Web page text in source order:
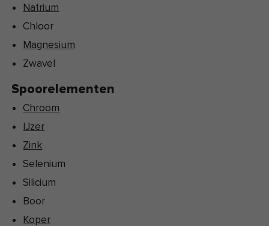
Natrium
Chloor
Magnesium
Zwavel
Spoorelementen
Chroom
IJzer
Zink
Selenium
Silicium
Boor
Koper